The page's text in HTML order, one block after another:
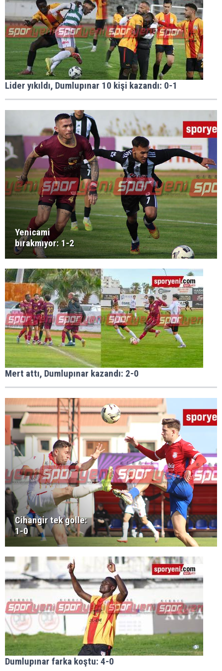
Lider yıkıldı, Dumlupınar 10 kişi kazandı: 0-1
Yenicami
bırakmıyor: 1-2
Mert attı, Dumlupınar kazandı: 2-0
Cihangir tek golle:
1-0
Dumlupınar farka koştu: 4-0